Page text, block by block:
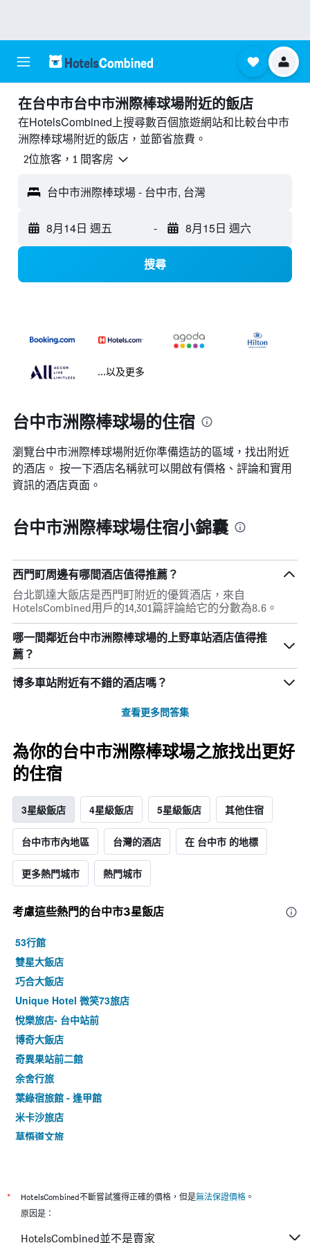
​在台中市台中市洲際棒球場附近​的飯店
在HotelsCombined上搜尋數百個旅遊網站和比較台中市
洲際棒球場附近的飯店，並節省旅費。
2位旅客，1 間客房
台中市洲際棒球場 - 台中市, 台灣
8月14日 週五 - 8月15日 週六
搜尋
...以及更多
台中市洲際棒球場的住宿
瀏覽台中市洲際棒球場​附近你準備造訪的區域，找出附近
的酒店。 按一下酒店名稱就可以開啟有價格、評論和實用
資訊的酒店頁面。
台中市洲際棒球場住宿小錦囊
西門町周邊有哪間酒店值得推薦？
台北凱達大飯店是西門町附近的優質酒店，來自
HotelsCombined用戶的14,301篇評論給它的分數為8.6。
哪一間鄰近台中市洲際棒球場的上野車站酒店值得推
薦？
博多車站附近有不錯的酒店嗎？
查看更多問答集
為你的台中市洲際棒球場之旅找出更好
的住宿
3星級飯店 4星級飯店 5星級飯店 其他住宿
台中市市內地區 台灣的酒店 在 台中市 的地標
更多熱門城市 熱門城市
考慮這些熱門的台中市3星​飯店
53行館
雙星大飯店
巧合大飯店
Unique Hotel 微笑73旅店
悅樂旅店- 台中站前
博奇大飯店
奇異果站前二館
余舍行旅
葉綠宿旅館 - 逢甲館
米卡沙旅店
草悟道文旅
Mini Hotels (台中火車站館)
企業家大飯店
台中大毅老爺行旅
* HotelsCombined不斷嘗試獲得正確的價格，但是無法保證價格 。
原因是：
HotelsCombined並不是賣家